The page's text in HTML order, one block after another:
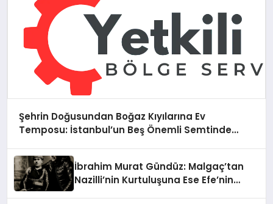
Şehrin Doğusundan Boğaz Kıyılarına Ev
Temposu: İstanbul’un Beş Önemli Semtinde
İbrahim Murat Gündüz: Malgaç’tan
Nazilli’nin Kurtuluşuna Ese Efe’nin